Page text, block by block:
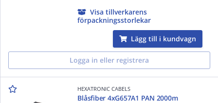
Visa tillverkarens
förpackningsstorlekar
Lägg till i kundvagn
Logga in eller registrera
HEXATRONIC CABELS
Blåsfiber 4xG657A1 PAN 2000m